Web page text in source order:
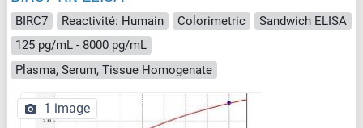
BIRC7 Reactivité: Humain Colorimetric
Sandwich ELISA
125 pg/mL - 8000 pg/mL
Plasma, Serum, Tissue Homogenate
1 image